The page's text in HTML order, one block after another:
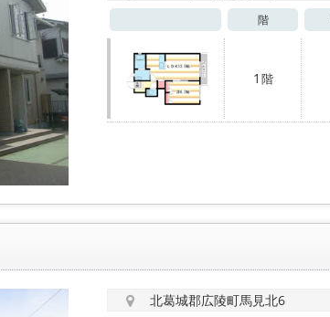
階
1 階
北葛城郡広陵町馬見北6